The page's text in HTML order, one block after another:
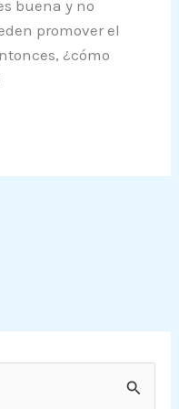
buena y no
promover el
¿cómo